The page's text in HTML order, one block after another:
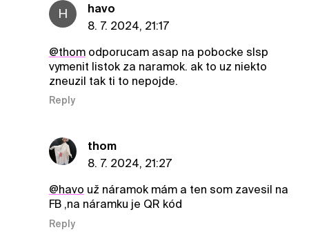
H
havo
8. 7. 2024, 21:17
@thomodporucam asap na pobocke slsp
vymenit listok za naramok. ak to uz niekto
zneuzil tak ti to nepojde.
Reply
thom
8. 7. 2024, 21:27
@havo už náramok mám a ten som zavesil na
FB ,na náramku je QR kód
Reply